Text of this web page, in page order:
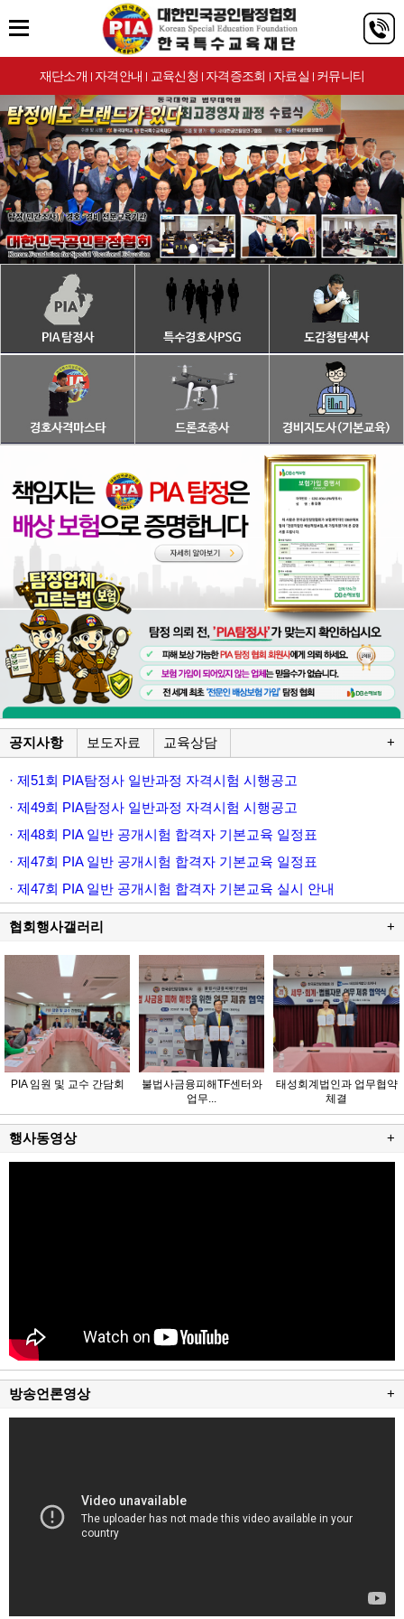
재단소개 | 자격안내 | 교육신청 | 자격증조회 | 자료실 | 커뮤니티
공지사항 보도자료 교육상담 +
· 제51회 PIA탐정사 일반과정 자격시험 시행공고
· 제49회 PIA탐정사 일반과정 자격시험 시행공고
· 제48회 PIA 일반 공개시험 합격자 기본교육 일정표
· 제47회 PIA 일반 공개시험 합격자 기본교육 일정표
· 제47회 PIA 일반 공개시험 합격자 기본교육 실시 안내
협회행사갤러리 +
PIA 임원 및 교수 간담회
불법사금융피해TF센터와
업무...
태성회계법인과 업무협약
체결
행사동영상 +
방송언론영상 +